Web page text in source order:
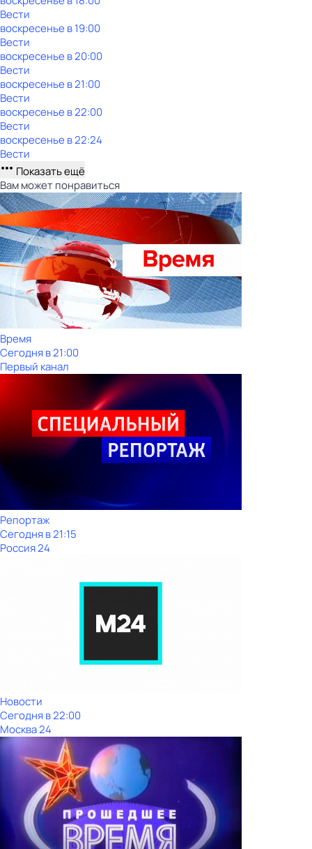
Вести
воскресенье в19:00
Вести
воскресенье в20:00
Вести
воскресенье в21:00
Вести
воскресенье в22:00
Вести
воскресенье в22:24
Вести
Показать ещё
Вам может понравиться
Время
Сегодня в 21:00
Первый канал
Репортаж
Сегодня в 21:15
Россия 24
Новости
Сегодня в 22:00
Москва 24